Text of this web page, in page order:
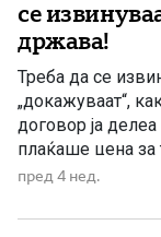
се
држава!
Треба да се
„докажуваат“,
договор ја
плаќаше цена
политички
без историја,
пред 4 нед.